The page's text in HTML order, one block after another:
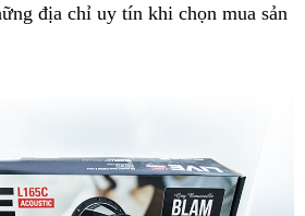
địa chỉ uy tín khi chọn mua sản